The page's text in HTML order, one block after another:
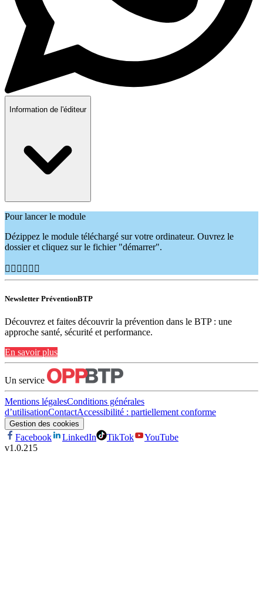
Information de l'éditeur
Pour lancer le module
Dézippez le module téléchargé sur votre ordinateur. Ouvrez le
dossier et cliquez sur le fichier "démarrer".
👷🏽‍♂️👷🏿‍♀️
Newsletter PréventionBTP
Découvrez et faites découvrir la prévention dans le BTP : une
approche santé, sécurité et performance.
En savoir plus
Un service
Mentions légalesConditions générales
d’utilisationContactAccessibilité : partiellement conforme
Gestion des cookies
Facebook LinkedIn TikTok
YouTube
v1.0.215